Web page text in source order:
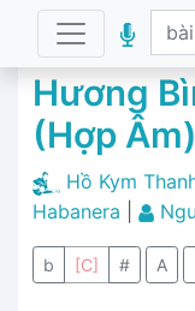
Hương
(Hợp Âm)
Hồ Kym
Habanera
b [C] # A